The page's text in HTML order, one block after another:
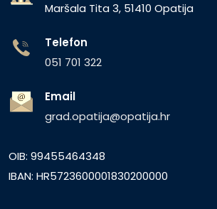
Maršala Tita 3, 51410 Opatija
Telefon
051 701 322
Email
grad.opatija@opatija.hr
OIB: 99455464348
IBAN: HR5723600001830200000